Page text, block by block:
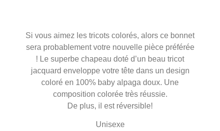
Si vous aimez les tricots colorés, alors ce bonnet
sera probablement votre nouvelle pièce préférée
! Le superbe chapeau doté d’un beau tricot
jacquard enveloppe votre tête dans un design
coloré en 100% baby alpaga doux. Une
composition colorée très réussie.
De plus, il est réversible!
Unisexe